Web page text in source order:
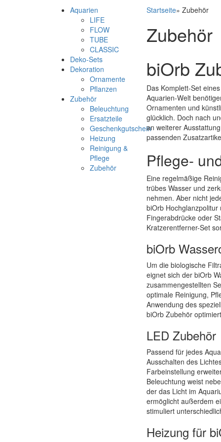
Aquarien
LIFE
FLOW
TUBE
CLASSIC
Deko-Sets
Dekoration
Ornamente
Pflanzen
Zubehör
Beleuchtung
Ersatzteile
Geschenkgutschein
Heizung
Reinigung &
Pflege
Zubehör
Startseite» Zubehör
Zubehör
biOrb
Das Komplett-Set
Aquarien-Welt
Ornamenten und
glücklich. Doch nach
an weiterer
passenden
Pflege-
Eine regelmäßige
trübes Wasser und
nehmen. Aber nicht
biOrb
Fingerabdrücke oder
Kratzerentferner-Set
biOrb
Um die biologische
eignet sich der biOrb
zusammengestellten
optimale Reinigung,
Anwendung des
biOrb Zubehör
LED Zubehör
Passend für jedes
Ausschalten des
Farbeinstellung
Beleuchtung weist
der das Licht im
ermöglicht außerdem
stimuliert
Heizung für